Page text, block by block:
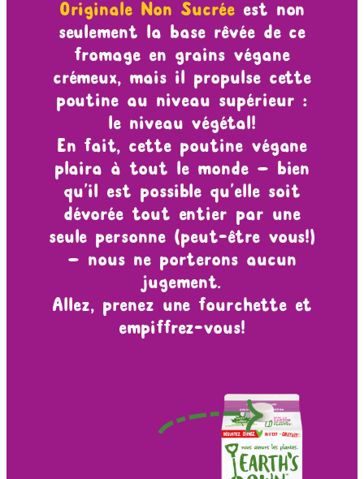
Originale Non Sucréeest non
seulement la base rêvée de ce
fromage en grains végane
crémeux, mais il propulse cette
poutine au niveau supérieur :
le niveau végétal!
En fait, cette poutine végane
plaira à tout le monde — bien
qu’il est possible qu’elle soit
dévorée tout entier par une
seule personne (peut-être vous!)
— nous ne porterons aucun
jugement.
Allez, prenez une fourchette et
empiffrez-vous!